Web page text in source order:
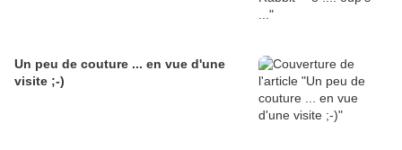
Un peu de couture ... en vue d'une
visite ;-)